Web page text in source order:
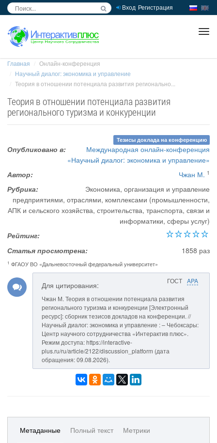
Вход Регистрация
Главная
Онлайн-конференция
Научный диалог: экономика и управление
Теория в отношении потенциала развития регионально...
Теория в отношении потенциала развития
регионального туризма и конкуренции
Тезисы доклада на конференцию
Опубликовано в:
Международная онлайн-конференция
«Научный диалог: экономика и управление»
Автор:
Чжан М. 1
Рубрика:
Экономика, организация и управление
предприятиями, отраслями, комплексами (промышленности,
АПК и сельского хозяйства, строительства, транспорта, связи и
информатики, сферы услуг)
Рейтинг:
Статья просмотрена:
1858 раз
1 ФГАОУ ВО «Дальневосточный федеральный университет»
ГОСТ APA
Для цитирования:
Чжан М. Теория в отношении потенциала развития
регионального туризма и конкуренции [Электронный
ресурс]: сборник тезисов докладов на конференции. //
Научный диалог: экономика и управление : – Чебоксары:
Центр научного сотрудничества «Интерактив плюс».
Режим доступа: https://interactive-
plus.ru/ru/article/2122/discussion_platform (дата
обращения: 09.08.2026).
Метаданные Полный текст Метрики